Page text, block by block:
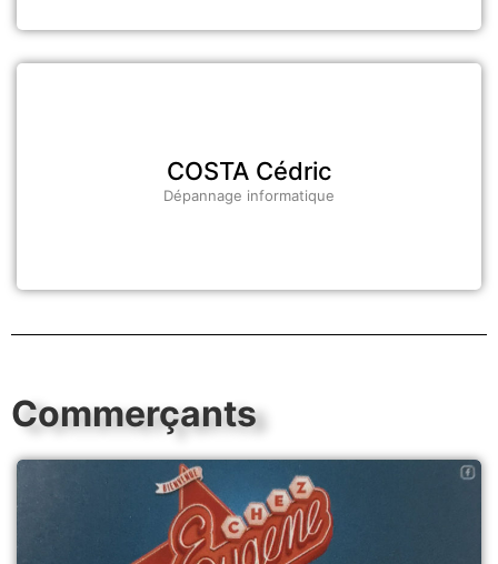
COSTA Cédric
Dépannage informatique
Commerçants